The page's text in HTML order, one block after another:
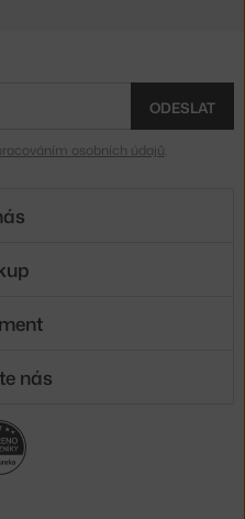
ODESLAT
osobních údajů
nás